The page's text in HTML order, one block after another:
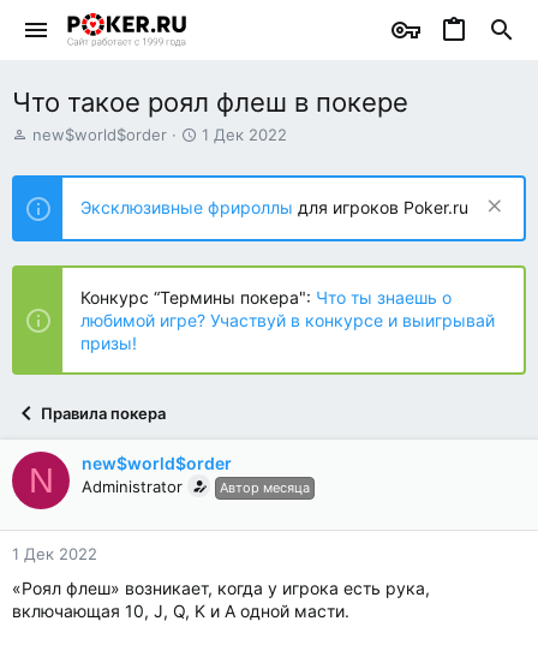
Что такое роял флеш в покере
А
т
о
р
т
е
ы
new$world$order
Д
т
н
а
ч
л
а
1 Дек 2022
Эксклюзивные фрироллы для игроков Poker.ru
Конкурс “Термины покера": Что ты знаешь о
любимой игре? Участвуй в конкурсе и выигрывай
призы!
Правила покера
N new$world$order
Administrator Автор месяца
1 Дек 2022
«Роял флеш» возникает, когда у игрока есть рука,
включающая 10, J, Q, K и A одной масти.